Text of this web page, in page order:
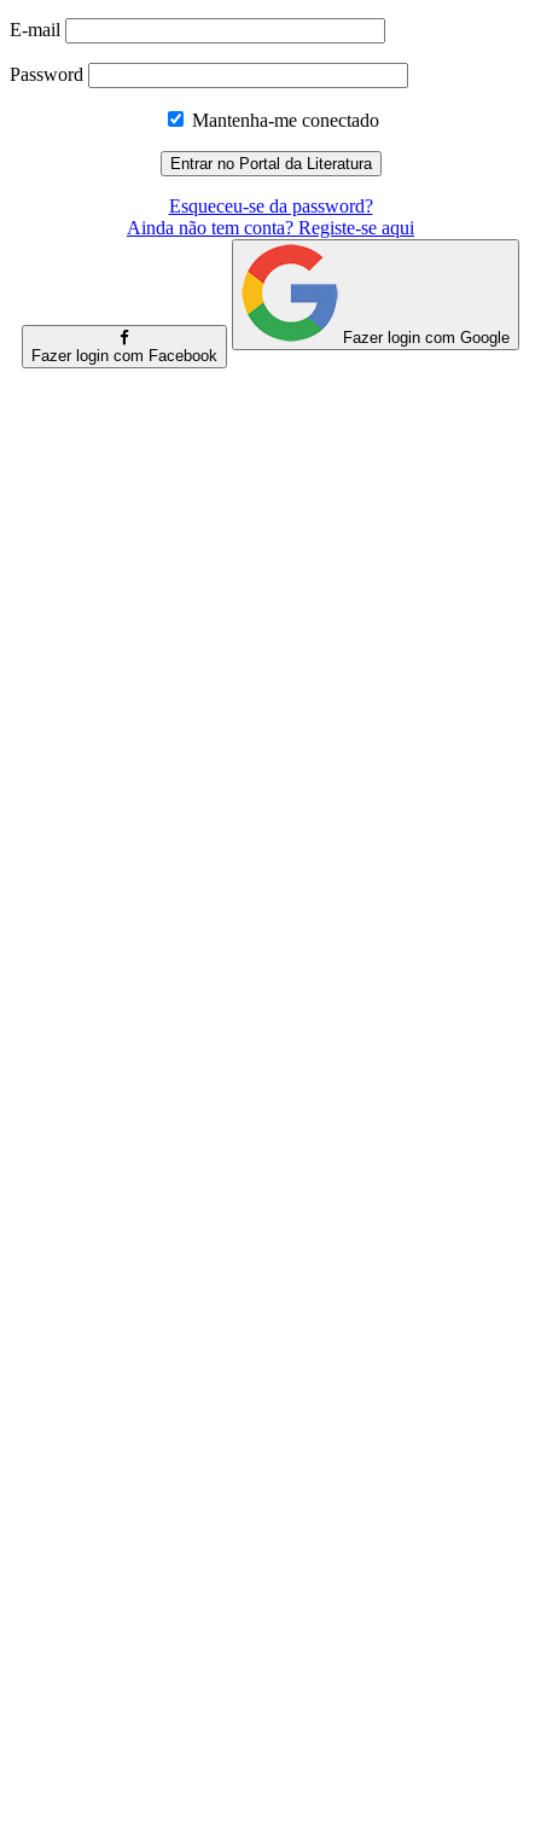
E-mail
Password
Mantenha-me conectado
Esqueceu-se da password?
Ainda não tem conta? Registe-se aqui
Fazer login com Facebook
Fazer login com Google